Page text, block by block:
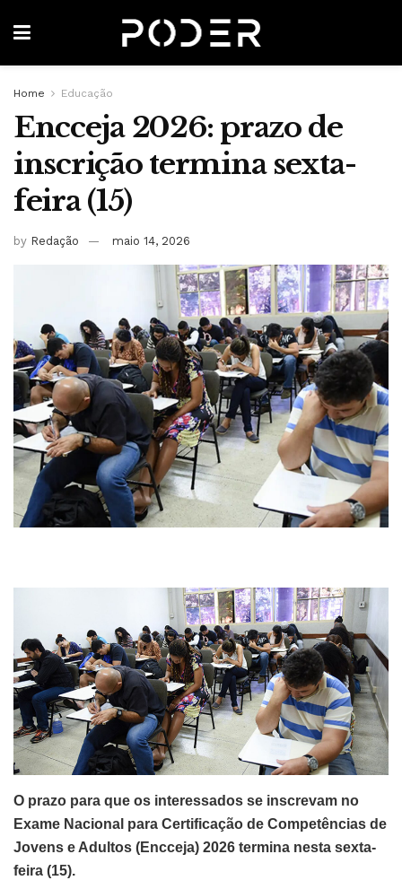
Home Educação
Encceja 2026: prazo de
inscrição termina sexta-
feira (15)
by Redação maio 14, 2026
O prazo para que os interessados se inscrevam no
Exame Nacional para Certificação de Competências de
Jovens e Adultos (Encceja) 2026 termina nesta sexta-
feira (15).